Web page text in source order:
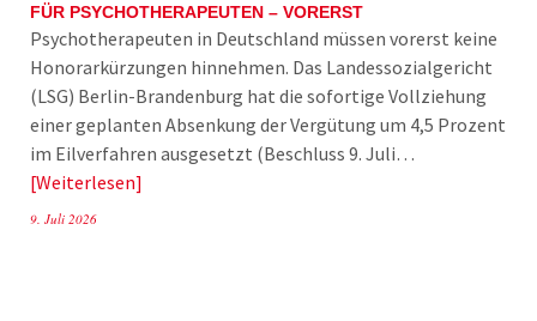
FÜR PSYCHOTHERAPEUTEN – VORERST
Psychotherapeuten in Deutschland müssen vorerst keine
Honorarkürzungen hinnehmen. Das Landessozialgericht
(LSG) Berlin-Brandenburg hat die sofortige Vollziehung
einer geplanten Absenkung der Vergütung um 4,5 Prozent
im Eilverfahren ausgesetzt (Beschluss 9. Juli…
Weiterlesen
9. Juli 2026